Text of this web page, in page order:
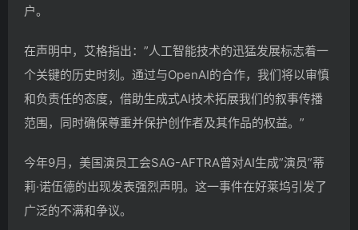
户。
在声明中，艾格指出：”人工智能技术的迅猛发展标志着一
个关键的历史时刻。通过与OpenAI的合作，我们将以审慎
和负责任的态度，借助生成式AI技术拓展我们的叙事传播
范围，同时确保尊重并保护创作者及其作品的权益。”
今年9月，美国演员工会SAG-AFTRA曾对AI生成”演员”蒂
莉·诺伍德的出现发表强烈声明。这一事件在好莱坞引发了
广泛的不满和争议。